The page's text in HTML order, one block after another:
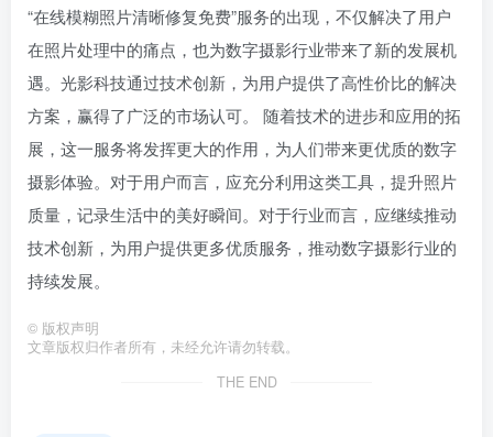
“在线模糊照片清晰修复免费”服务的出现，不仅解决了用户
在照片处理中的痛点，也为数字摄影行业带来了新的发展机
遇。光影科技通过技术创新，为用户提供了高性价比的解决
方案，赢得了广泛的市场认可。 随着技术的进步和应用的拓
展，这一服务将发挥更大的作用，为人们带来更优质的数字
摄影体验。对于用户而言，应充分利用这类工具，提升照片
质量，记录生活中的美好瞬间。对于行业而言，应继续推动
技术创新，为用户提供更多优质服务，推动数字摄影行业的
持续发展。
© 版权声明
文章版权归作者所有，未经允许请勿转载。
THE END